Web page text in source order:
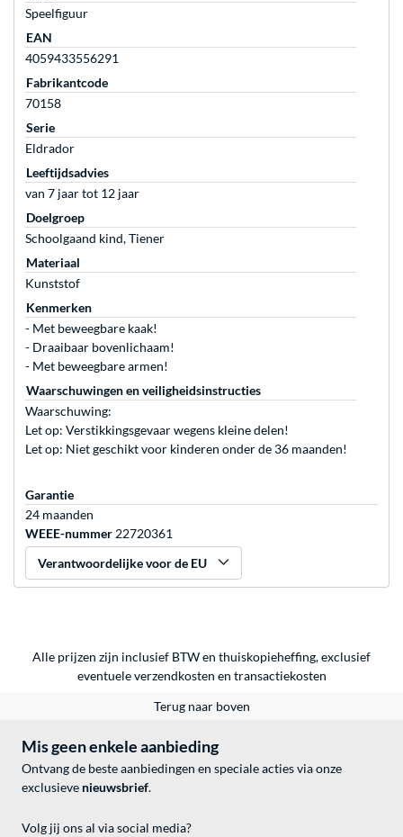
Speelfiguur
EAN
4059433556291
Fabrikantcode
70158
Serie
Eldrador
Leeftijdsadvies
van 7 jaar tot 12 jaar
Doelgroep
Schoolgaand kind, Tiener
Materiaal
Kunststof
Kenmerken
- Met beweegbare kaak!
- Draaibaar bovenlichaam!
- Met beweegbare armen!
Waarschuwingen en veiligheidsinstructies
Waarschuwing:
Let op: Verstikkingsgevaar wegens kleine delen!
Let op: Niet geschikt voor kinderen onder de 36 maanden!
Garantie
24 maanden
WEEE-nummer 22720361
Verantwoordelijke voor de EU
Alle prijzen zijn inclusief BTW en thuiskopieheffing, exclusief
eventueleverzendkosten en transactiekosten
Terug naar boven
Mis geen enkele aanbieding
Ontvang de beste aanbiedingen en speciale acties via onze
exclusieve nieuwsbrief.
Volg jij ons al via social media?